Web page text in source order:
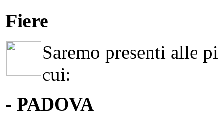
Fiere
Saremo presenti alle
cui:
- PADOVA